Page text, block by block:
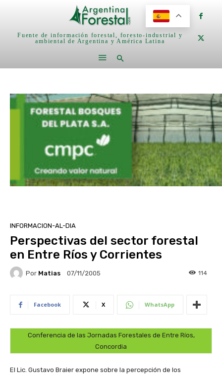
Fuente de información forestal, foresto-industrial y
ambiental de Argentina y América Latina
INFORMACION-AL-DIA
Perspectivas del sector forestal
en Entre Ríos y Corrientes
Por Matias 07/11/2005 114
Facebook X WhatsApp
Conferencia de las Jornadas Forestales de Entre Ríos,
Concordia
El Lic. Gustavo Braier expone sobre la percepción de los